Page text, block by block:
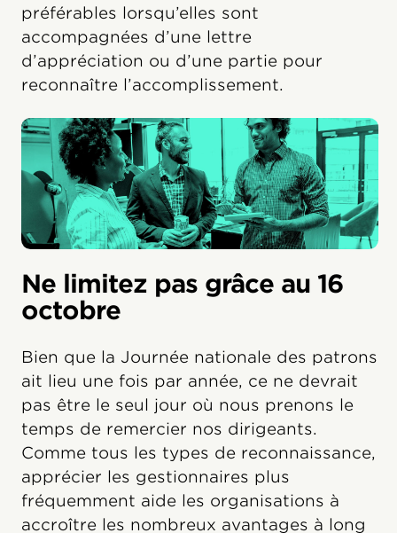
préférables lorsqu’elles sont
accompagnées d’une lettre
d’appréciation ou d’une partie pour
reconnaître l’accomplissement.
Ne limitez pas grâce au 16
octobre
Bien que la Journée nationale des patrons
ait lieu une fois par année, ce ne devrait
pas être le seul jour où nous prenons le
temps de remercier nos dirigeants.
Comme tous les types de reconnaissance,
apprécier les gestionnaires plus
fréquemment aide les organisations à
accroître les nombreux avantages à long